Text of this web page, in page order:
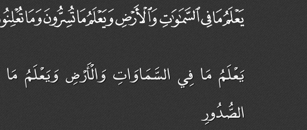
يَعْلَمُ مَا فِي السَّمَاوَاتِ وَالْأَرْضِ وَيَعْلَمُ
الصُّدُورِ